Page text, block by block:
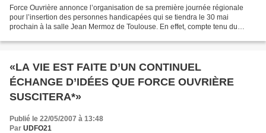
Force Ouvrière annonce l’organisation de sa première journée régionale
pour l’insertion des personnes handicapées qui se tiendra le 30 mai
prochain à la salle Jean Mermoz de Toulouse. En effet, compte tenu du
«LA VIE EST FAITE D’UN CONTINUEL
ÉCHANGE D’IDÉES QUE FORCE OUVRIÈRE
SUSCITERA*»
Publié le 22/05/2007 à 13:48
Par UDFO21